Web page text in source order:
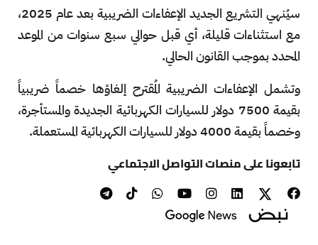
سيُنهي التشريع الجديد الإعفاءات الضريبية بعد عام 2025،
مع استثناءات قليلة، أي قبل حوالي سبع سنوات من الموعد
المحدد بموجب القانون الحالي.
وتشمل الإعفاءات الضريبية المُقترح إلغاؤها خصماً ضريبياً
بقيمة 7500 دولار للسيارات الكهربائية الجديدة والمستأجرة،
وخصماً بقيمة 4000 دولار للسيارات الكهربائية المستعملة.
تابعونا على منصات التواصل الاجتماعي